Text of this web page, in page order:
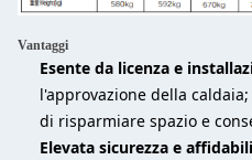
Vantaggi
Esente da licenza e
l'approvazione della
di risparmiare spazio e
Elevata sicurezza e